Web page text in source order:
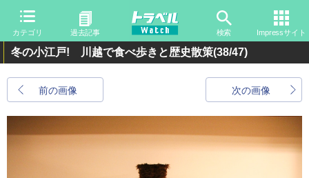
カテゴリ 過去記事 検索 Impressサイト
冬の小江戸! 川越で食べ歩きと歴史散策(38/47)
前の画像 次の画像